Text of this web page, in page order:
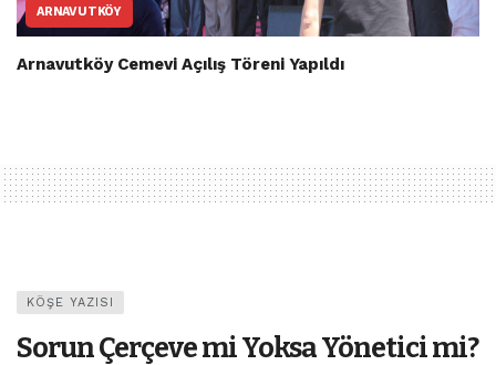
ARNAVUTKÖY
Arnavutköy Cemevi Açılış Töreni Yapıldı
KÖŞE YAZISI
Sorun Çerçeve mi Yoksa Yönetici mi?